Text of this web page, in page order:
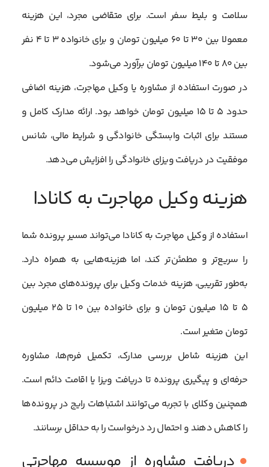
سلامت و بلیط سفر است. برای متقاضی مجرد، این هزینه
معمولا بین ۳۰ تا ۶۰ میلیون تومان و برای خانواده ۳ تا ۴ نفر
بین ۸۰ تا ۱۴۰ میلیون تومان برآورد می‌شود.
در صورت استفاده از مشاوره یا وکیل مهاجرت، هزینه اضافی
حدود ۵ تا ۱۵ میلیون تومان خواهد بود. ارائه مدارک کامل و
مستند برای اثبات وابستگی خانوادگی و شرایط مالی، شانس
موفقیت در دریافت ویزای خانوادگی را افزایش می‌دهد.
هزینه وکیل مهاجرت به کانادا
استفاده از وکیل مهاجرت به کانادا می‌تواند مسیر پرونده شما
را سریع‌تر و مطمئن‌تر کند، اما هزینه‌هایی به همراه دارد.
به‌طور تقریبی، هزینه خدمات وکیل برای پرونده‌های مجرد بین
۵ تا ۱۵ میلیون تومان و برای خانواده بین ۱۰ تا ۲۵ میلیون
تومان متغیر است.
این هزینه شامل بررسی مدارک، تکمیل فرم‌ها، مشاوره
حرفه‌ای و پیگیری پرونده تا دریافت ویزا یا اقامت دائم است.
همچنین وکلای با تجربه می‌توانند اشتباهات رایج در پرونده‌ها
را کاهش دهند و احتمال رد درخواست را به حداقل برسانند.
دریافت مشاوره از موسسه مهاجرتی